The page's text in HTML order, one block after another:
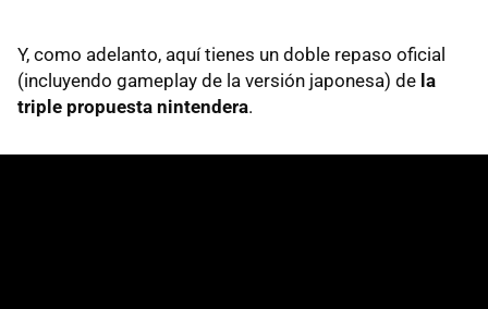
Y, como adelanto, aquí tienes un doble repaso oficial
(incluyendo gameplay de la versión japonesa) de la
triple propuesta nintendera.